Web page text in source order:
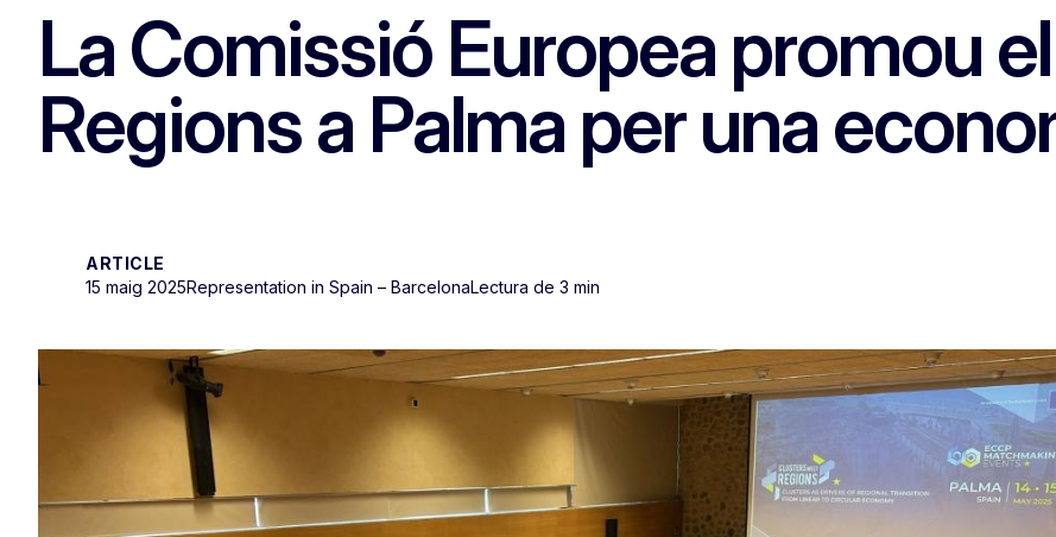
La Comissió Europea promou
Regions a Palma per una
ARTICLE
15 maig 2025Representation in Spain – BarcelonaLectura de 3 min